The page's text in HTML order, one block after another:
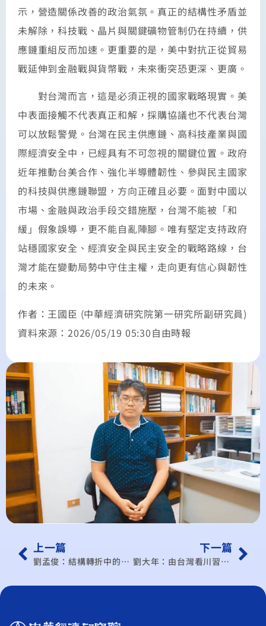
示，營造關係改善的政治氣氛。真正的結構性矛盾並
未解除，科技戰、晶片與關鍵礦物管制仍在持續，供
應鏈重組反而加速。更重要的是，美中對抗正從貿易
戰延伸到金融戰與貨幣戰，未來衝突恐更深、更廣。
對台灣而言，這是必須正視的國家戰略現實。美
中表面接觸不代表真正和解，採購協議也不代表台灣
可以放鬆警覺。台灣在民主供應鏈、高科技產業與國
際經濟安全中，已經具有不可忽視的關鍵位置。政府
近年推動台美合作、強化半導體韌性、參與民主國家
的科技與供應鏈聯盟，方向正確且必要。面對中國以
市場、金融與政治手段交錯施壓，台灣不能被「和
緩」假象誤導，更不能自亂陣腳。唯有堅定支持政府
站穩國家安全、經濟安全與民主安全的戰略路線，台
灣才能在變動局勢中守住主權，走向更有信心與韌性
的未來。
作者：王國臣 (中華經濟研究院第一研究所副研究員)
資料來源：2026/05/19 05:30自由時報
上一篇
劉孟俊：結構轉折中的中國大陸經濟
下一篇
劉大年：由台灣看川習會及後續發展